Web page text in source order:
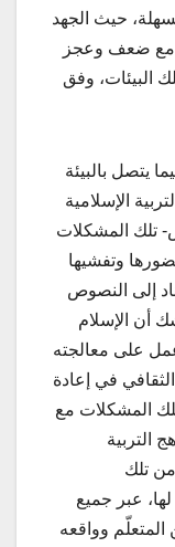
حيث الجهد
مع ضعف وعجز
البيئات، وفق
يتصل بالبيئة
الإسلامية
تلك المشكلات
وتفشيها
إلى النصوص
أن الإسلام
على معالجته
في إعادة
المشكلات مع
التربية
تلك
عبر جميع
وواقعه